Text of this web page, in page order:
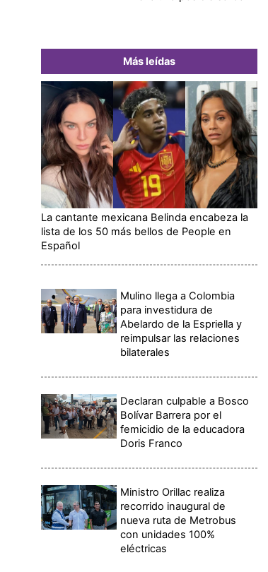
Más leídas
La cantante mexicana Belinda encabeza la
lista de los 50 más bellos de People en
Español
Mulino llega a Colombia
para investidura de
Abelardo de la Espriella y
reimpulsar las relaciones
bilaterales
Declaran culpable a Bosco
Bolívar Barrera por el
femicidio de la educadora
Doris Franco
Ministro Orillac realiza
recorrido inaugural de
nueva ruta de Metrobus
con unidades 100%
eléctricas